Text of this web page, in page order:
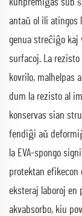
antaŭ ol ili atingos
genua streĉiĝo kaj
surfacoj. La
kovrilo, malhelpas
dum la rezisto al
konservas sian
fendiĝi aŭ
la EVA-spongo
protektan
eksteraj laboroj en
akvabsorbo, kiu